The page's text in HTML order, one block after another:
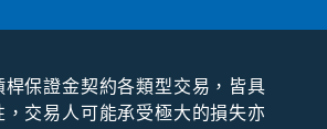
桿保證⾦契約各類型交易，皆具
，交易⼈可能承受極⼤的損失亦